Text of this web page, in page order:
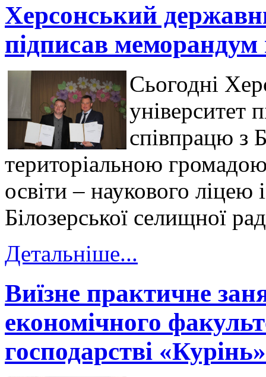
Херсонський
підписав
Сьогодні
університет
співпрацю з
територіальною громадою
освіти – наукового
Білозерської селищної
Детальніше...
Виїзне практичне
економічного
господарстві «Курінь»